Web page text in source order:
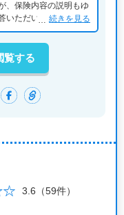
、保険内容の説明もゆ
いただいたので、不安
続きを見る
覧する
3.6 （59件）